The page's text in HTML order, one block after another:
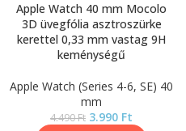
Apple Watch 40 mm Mocolo
3D üvegfólia asztroszürke
kerettel 0,33 mm vastag 9H
keménységű
Apple Watch (Series 4-6, SE) 40
mm
4.490Ft 3.990 Ft